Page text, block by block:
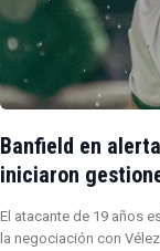
Banfield en
iniciaron
El atacante de 19 años
la negociación con